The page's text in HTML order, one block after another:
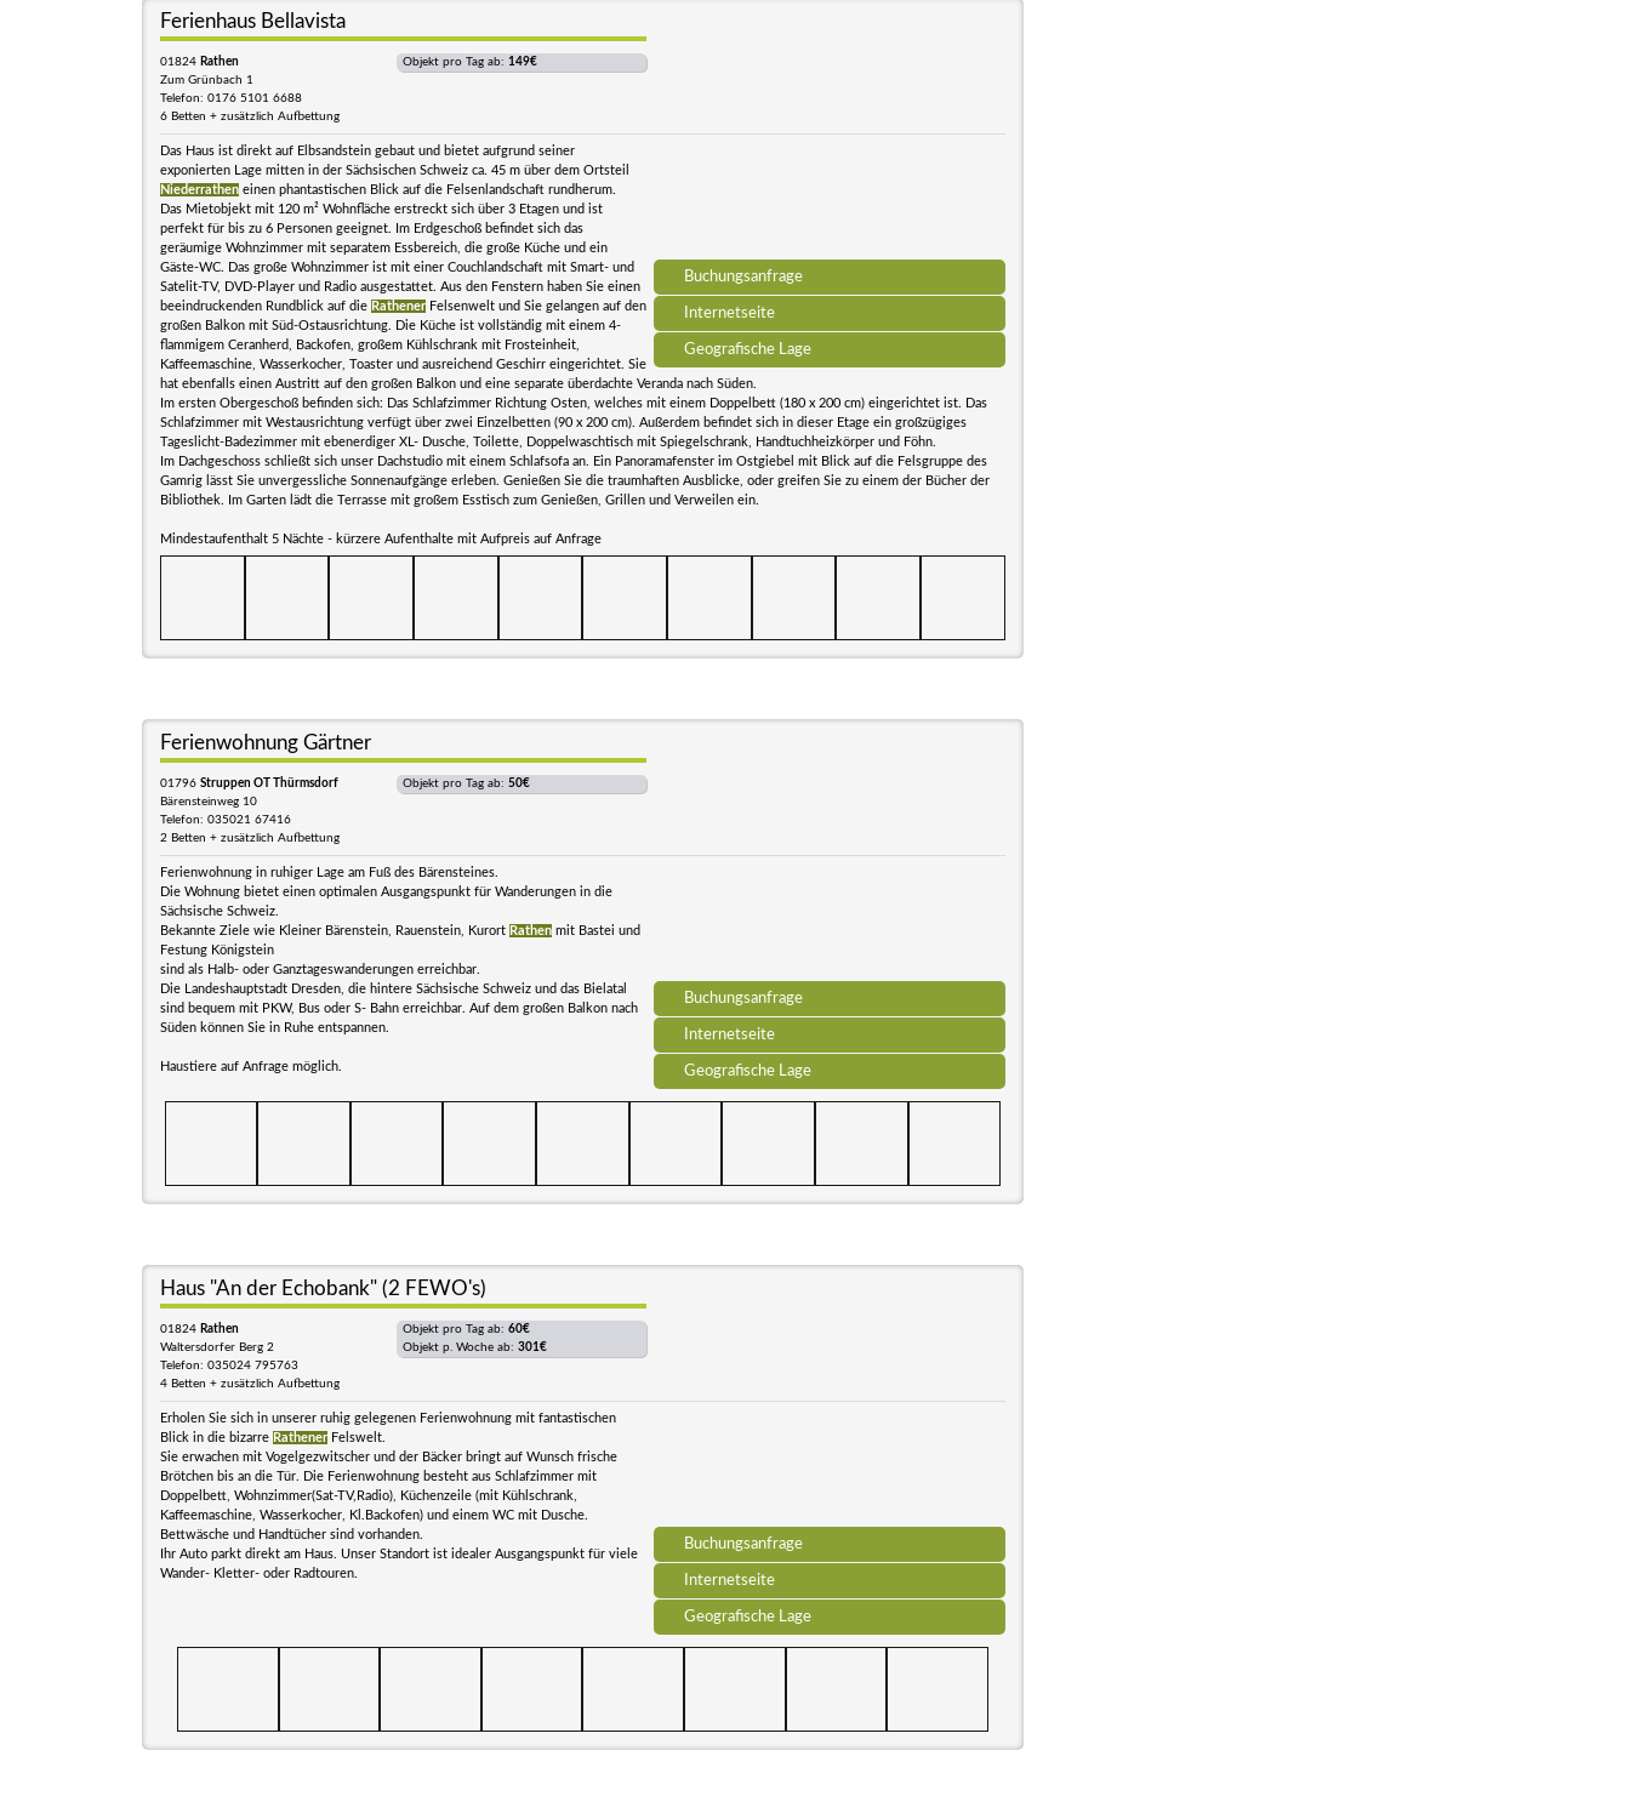
Buchungsanfrage
Internetseite
Geografische Lage
Ferienhaus Bellavista
01824 Rathen
Zum Grünbach 1
Telefon: 0176 5101 6688
6 Betten + zusätzlich Aufbettung
Objekt pro Tag ab: 149€
Das Haus ist direkt auf Elbsandstein gebaut und bietet aufgrund seiner
exponierten Lage mitten in der Sächsischen Schweiz ca. 45 m über dem Ortsteil
Niederrathen einen phantastischen Blick auf die Felsenlandschaft rundherum.
Das Mietobjekt mit 120 m² Wohnfläche erstreckt sich über 3 Etagen und ist
perfekt für bis zu 6 Personen geeignet. Im Erdgeschoß befindet sich das
geräumige Wohnzimmer mit separatem Essbereich, die große Küche und ein
Gäste-WC. Das große Wohnzimmer ist mit einer Couchlandschaft mit Smart- und
Satelit-TV, DVD-Player und Radio ausgestattet. Aus den Fenstern haben Sie einen
beeindruckenden Rundblick auf die Rathener Felsenwelt und Sie gelangen auf den
großen Balkon mit Süd-Ostausrichtung. Die Küche ist vollständig mit einem 4-
flammigem Ceranherd, Backofen, großem Kühlschrank mit Frosteinheit,
Kaffeemaschine, Wasserkocher, Toaster und ausreichend Geschirr eingerichtet. Sie
hat ebenfalls einen Austritt auf den großen Balkon und eine separate überdachte Veranda nach Süden.
Im ersten Obergeschoß befinden sich: Das Schlafzimmer Richtung Osten, welches mit einem Doppelbett (180 x 200 cm) eingerichtet ist. Das
Schlafzimmer mit Westausrichtung verfügt über zwei Einzelbetten (90 x 200 cm). Außerdem befindet sich in dieser Etage ein großzügiges
Tageslicht-Badezimmer mit ebenerdiger XL- Dusche, Toilette, Doppelwaschtisch mit Spiegelschrank, Handtuchheizkörper und Föhn.
Im Dachgeschoss schließt sich unser Dachstudio mit einem Schlafsofa an. Ein Panoramafenster im Ostgiebel mit Blick auf die Felsgruppe des
Gamrig lässt Sie unvergessliche Sonnenaufgänge erleben. Genießen Sie die traumhaften Ausblicke, oder greifen Sie zu einem der Bücher der
Bibliothek. Im Garten lädt die Terrasse mit großem Esstisch zum Genießen, Grillen und Verweilen ein.
Mindestaufenthalt 5 Nächte - kürzere Aufenthalte mit Aufpreis auf Anfrage
Buchungsanfrage
Internetseite
Geografische Lage
Ferienwohnung Gärtner
01796 Struppen OT Thürmsdorf
Bärensteinweg 10
Telefon: 035021 67416
2 Betten + zusätzlich Aufbettung
Objekt pro Tag ab: 50€
Ferienwohnung in ruhiger Lage am Fuß des Bärensteines.
Die Wohnung bietet einen optimalen Ausgangspunkt für Wanderungen in die
Sächsische Schweiz.
Bekannte Ziele wie Kleiner Bärenstein, Rauenstein, Kurort Rathen mit Bastei und
Festung Königstein
sind als Halb- oder Ganztageswanderungen erreichbar.
Die Landeshauptstadt Dresden, die hintere Sächsische Schweiz und das Bielatal
sind bequem mit PKW, Bus oder S- Bahn erreichbar. Auf dem großen Balkon nach
Süden können Sie in Ruhe entspannen.
Haustiere auf Anfrage möglich.
Buchungsanfrage
Internetseite
Geografische Lage
Haus "An der Echobank" (2 FEWO's)
01824 Rathen
Waltersdorfer Berg 2
Telefon: 035024 795763
4 Betten + zusätzlich Aufbettung
Objekt pro Tag ab: 60€
Objekt p. Woche ab: 301€
Erholen Sie sich in unserer ruhig gelegenen Ferienwohnung mit fantastischen
Blick in die bizarre Rathener Felswelt.
Sie erwachen mit Vogelgezwitscher und der Bäcker bringt auf Wunsch frische
Brötchen bis an die Tür. Die Ferienwohnung besteht aus Schlafzimmer mit
Doppelbett, Wohnzimmer(Sat-TV,Radio), Küchenzeile (mit Kühlschrank,
Kaffeemaschine, Wasserkocher, Kl.Backofen) und einem WC mit Dusche.
Bettwäsche und Handtücher sind vorhanden.
Ihr Auto parkt direkt am Haus. Unser Standort ist idealer Ausgangspunkt für viele
Wander- Kletter- oder Radtouren.